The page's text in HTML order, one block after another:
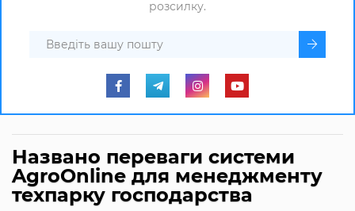
розсилку.
Названо переваги системи
AgroОnline для менеджменту
техпарку господарства